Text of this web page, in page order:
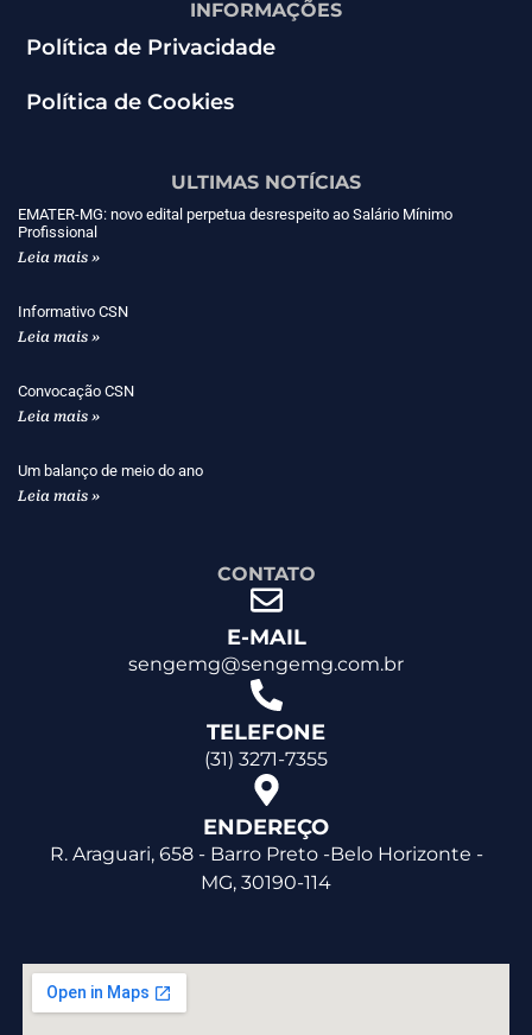
INFORMAÇÕES
Política de Privacidade
Política de Cookies
ULTIMAS NOTÍCIAS
EMATER-MG: novo edital perpetua desrespeito ao Salário Mínimo
Profissional
Leia mais »
Informativo CSN
Leia mais »
Convocação CSN
Leia mais »
Um balanço de meio do ano
Leia mais »
CONTATO
E-MAIL
sengemg@sengemg.com.br
TELEFONE
(31) 3271-7355
ENDEREÇO
R. Araguari, 658 - Barro Preto -Belo Horizonte -
MG, 30190-114